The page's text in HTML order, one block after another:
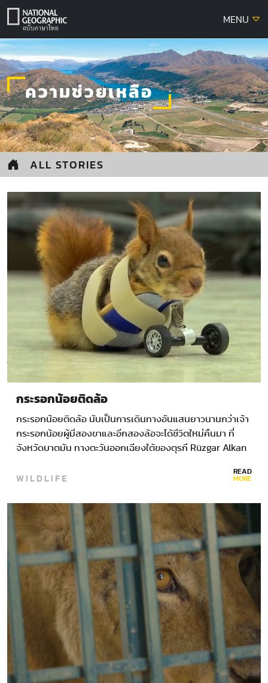
Skip
MENU
ความช่วยเหลือ
ALL STORIES
กระรอกน้อยติดล้อ
กระรอกน้อยติดล้อ นับเป็นการเดินทางอันแสนยาวนานกว่าเจ้า
กระรอกน้อยผู้มีสองขาและอีกสองล้อจะได้ชีวิตใหม่คืนมา ที่
จังหวัดบาตมัน ทางตะวันออกเฉียงใต้ของตุรกี Rüzgar Alkan
WILDLIFE READ
MORE